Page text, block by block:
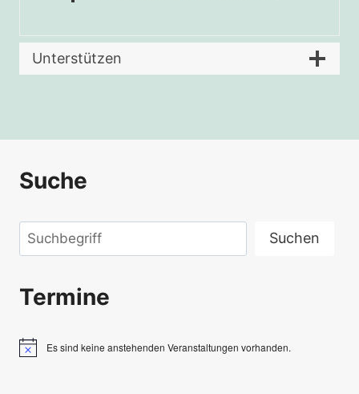
Unterstützen
Suche
Suchen Suchen
Termine
HinweisEs sind keine anstehenden Veranstaltungen vorhanden.